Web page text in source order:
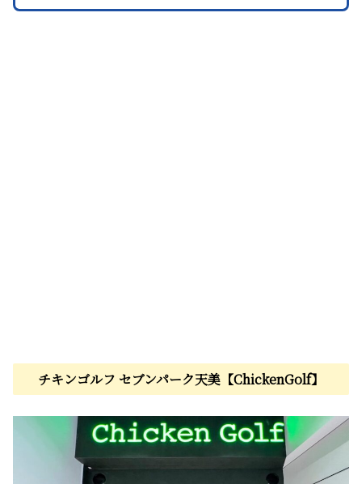
チキンゴルフ セブンパーク天美【ChickenGolf】